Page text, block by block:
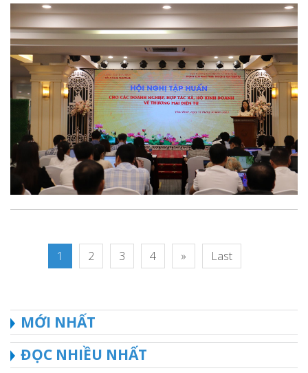
1 2 3 4 » Last
MỚI NHẤT
ĐỌC NHIỀU NHẤT